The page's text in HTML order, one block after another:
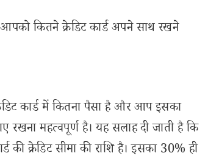
कितने क्रेडिट कार्ड अपने साथ रखने
कार्ड में कितना पैसा है और आप इसका
रखना महत्वपूर्ण है। यह सलाह दी जाती है कि
क्रेडिट सीमा की राशि है। इसका 30% ही